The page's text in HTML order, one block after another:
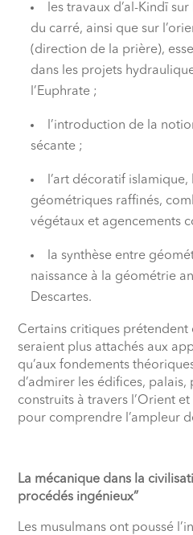
les travaux d’al-Kindī
du carré, ainsi que sur
(direction de la prière),
dans les projets
l’Euphrate ;
l’introduction de la
sécante ;
l’art décoratif
géométriques raffinés,
végétaux et agencements
la synthèse entre
naissance à la géométrie
Descartes.
Certains critiques prétendent
seraient plus attachés aux
qu’aux fondements
d’admirer les édifices, palais,
construits à travers l’Orient
pour comprendre l’ampleur
La mécanique dans la
procédés ingénieux”
Les musulmans ont poussé